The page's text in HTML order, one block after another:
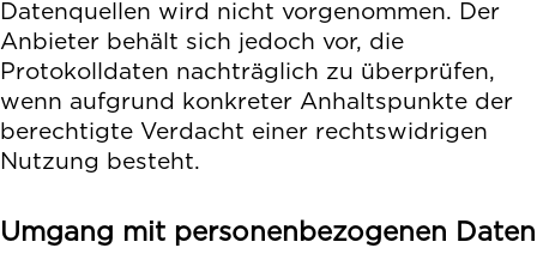
Datenquellen wird nicht vorgenommen. Der
Anbieter behält sich jedoch vor, die
Protokolldaten nachträglich zu überprüfen,
wenn aufgrund konkreter Anhaltspunkte der
berechtigte Verdacht einer rechtswidrigen
Nutzung besteht.
Umgang mit personenbezogenen Daten